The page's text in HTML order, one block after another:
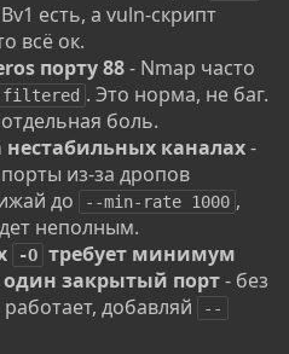
есть, а vuln-скрипт
всё ок.
порту 88- Nmap часто
. Это норма, не баг.
боль.
нестабильных каналах-
из-за дропов
до
--min-rate 1000 ,
неполным.
-O требует минимум
закрытый порт- без
добавляй
--